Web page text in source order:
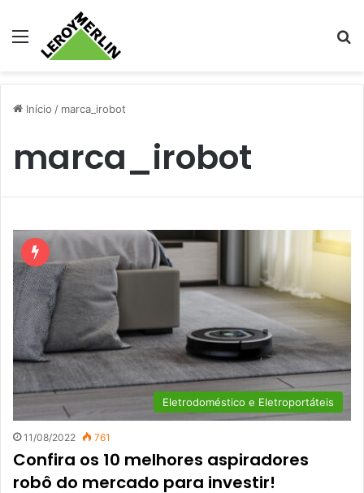
Menu
Início / marca_irobot
marca_irobot
Eletrodoméstico e Eletroportáteis
11/08/2022 761
Confira os 10 melhores aspiradores
robô do mercado para investir!